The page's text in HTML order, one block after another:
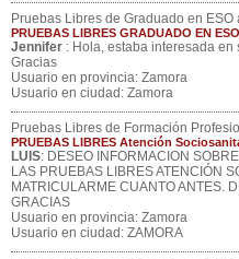
Pruebas Libres de Graduado en ESO
PRUEBAS LIBRES GRADUADO EN ESO
Jennifer : Hola, estaba interesada
Gracias
Usuario en provincia: Zamora
Usuario en ciudad: Zamora
Pruebas Libres de Formación
PRUEBAS LIBRES Atención
LUIS: DESEO INFORMACION
LAS PRUEBAS LIBRES ATENCIÓN
MATRICULARME CUANTO ANTES.
GRACIAS
Usuario en provincia: Zamora
Usuario en ciudad: ZAMORA